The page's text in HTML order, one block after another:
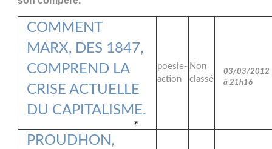
COMMENT
MARX, DES 1847,
COMPREND LA
CRISE ACTUELLE
DU CAPITALISME.
poesie-
action
Non
classé
03/03/2012
à 21h16
PROUDHON,